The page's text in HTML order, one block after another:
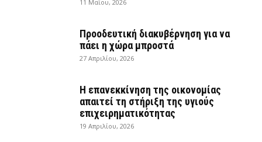
11 Μαΐου, 2026
Προοδευτική διακυβέρνηση για να
πάει η χώρα μπροστά
27 Απριλίου, 2026
Η επανεκκίνηση της οικονομίας
απαιτεί τη στήριξη της υγιούς
επιχειρηματικότητας
19 Απριλίου, 2026